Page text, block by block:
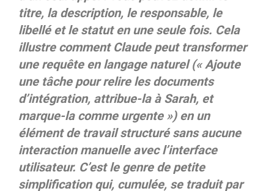
titre, la description, le responsable, le
libellé et le statut en une seule fois. Cela
illustre comment Claude peut transformer
une requête en langage naturel (« Ajoute
une tâche pour relire les documents
d’intégration, attribue-la à Sarah, et
marque-la comme urgente ») en un
élément de travail structuré sans aucune
interaction manuelle avec l’interface
utilisateur. C’est le genre de petite
simplification qui, cumulée, se traduit par